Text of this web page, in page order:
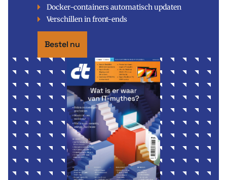
Docker-containers automatisch updaten
Verschillen in front-ends
Bestel nu